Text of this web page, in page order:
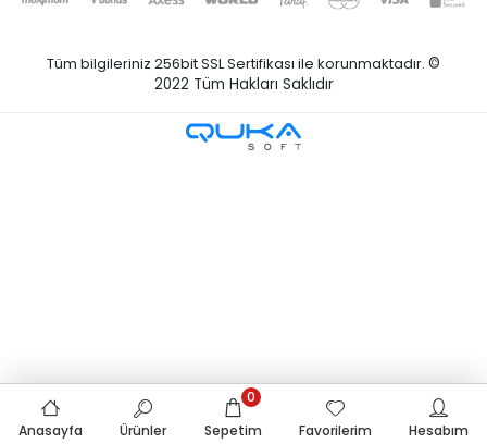
Tüm bilgileriniz 256bit SSL Sertifikası ile korunmaktadır. ©
2022 Tüm Hakları Saklıdır
Anasayfa Ürünler Sepetim
0
Favorilerim
Hesabım